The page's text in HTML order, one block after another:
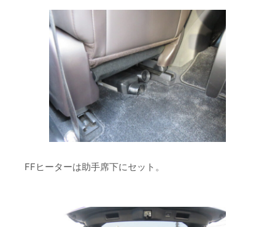
FFヒーターは助手席下にセット。